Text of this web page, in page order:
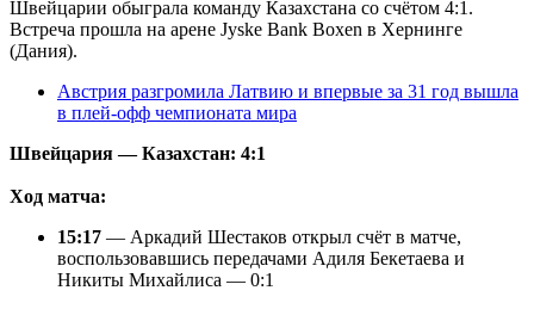
Швейцарии обыграла команду Казахстана со счётом 4:1.
Встреча прошла на арене Jyske Bank Boxen в Хернинге
(Дания).
Австрия разгромила Латвию и впервые за 31 год вышла
в плей-офф чемпионата мира
Швейцария — Казахстан: 4:1
Ход матча:
15:17 — Аркадий Шестаков открыл счёт в матче,
воспользовавшись передачами Адиля Бекетаева и
Никиты Михайлиса — 0:1